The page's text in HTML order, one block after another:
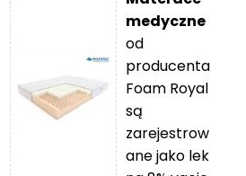
medyczne
od
producenta
Foam Royal
są
zarejestrow
ane jako lek